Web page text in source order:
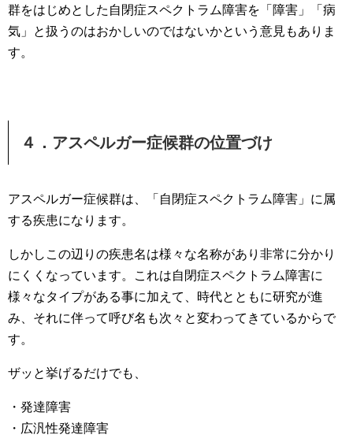
群をはじめとした自閉症スペクトラム障害を「障害」「病
気」と扱うのはおかしいのではないかという意見もありま
す。
４．アスペルガー症候群の位置づけ
アスペルガー症候群は、「自閉症スペクトラム障害」に属
する疾患になります。
しかしこの辺りの疾患名は様々な名称があり非常に分かり
にくくなっています。これは自閉症スペクトラム障害に
様々なタイプがある事に加えて、時代とともに研究が進
み、それに伴って呼び名も次々と変わってきているからで
す。
ザッと挙げるだけでも、
・発達障害
・広汎性発達障害